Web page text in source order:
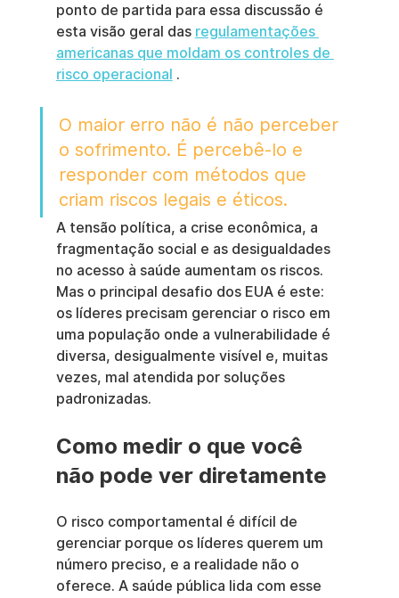
ponto de partida para essa discussão é
esta visão geral das regulamentações
americanas que moldam os controles de
risco operacional .
O maior erro não é não perceber
o sofrimento. É percebê-lo e
responder com métodos que
criam riscos legais e éticos.
A tensão política, a crise econômica, a
fragmentação social e as desigualdades
no acesso à saúde aumentam os riscos.
Mas o principal desafio dos EUA é este:
os líderes precisam gerenciar o risco em
uma população onde a vulnerabilidade é
diversa, desigualmente visível e, muitas
vezes, mal atendida por soluções
padronizadas.
Como medir o que você
não pode ver diretamente
O risco comportamental é difícil de
gerenciar porque os líderes querem um
número preciso, e a realidade não o
oferece. A saúde pública lida com esse